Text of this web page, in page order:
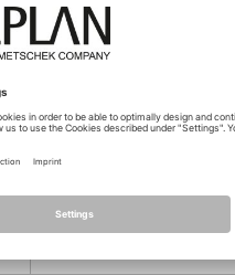
Trotzdem erstmal vielen Dank für
14.06.2024 - 15:42
Evtl. ist nicht genügend
Der Download umfasst ca.